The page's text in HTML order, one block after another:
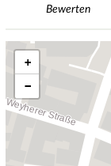
Bewerten
+
−